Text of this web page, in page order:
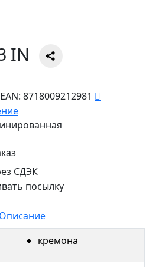
IN
EAN: 8718009212981
СДЭК
посылку
Описание
кремона